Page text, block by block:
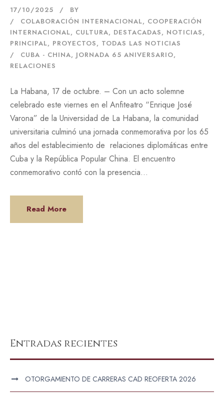
17/10/2025
BY
COLABORACIÓN INTERNACIONAL, COOPERACIÓN
INTERNACIONAL, CULTURA, DESTACADAS, NOTICIAS,
PRINCIPAL, PROYECTOS, TODAS LAS NOTICIAS
CUBA - CHINA, JORNADA 65 ANIVERSARIO,
RELACIONES
La Habana, 17 de octubre. – Con un acto solemne
celebrado este viernes en el Anfiteatro “Enrique José
Varona” de la Universidad de La Habana, la comunidad
universitaria culminó una jornada conmemorativa por los 65
años del establecimiento de relaciones diplomáticas entre
Cuba y la República Popular China. El encuentro
conmemorativo contó con la presencia...
Read More
Entradas recientes
OTORGAMIENTO DE CARRERAS CAD REOFERTA 2026